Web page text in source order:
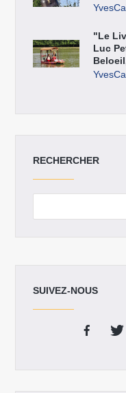
"Le
Luc
RECHERCHER
SUIVEZ-NOUS